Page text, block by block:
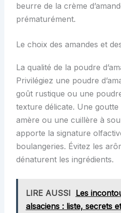
beurre de la crème
prématurément.
Le choix des amandes et
La qualité de la poudre
Privilégiez une poudre
goût rustique ou une
texture délicate. Une goutte
amère ou une cuillère à
apporte la signature
boulangeries. Évitez les
dénaturent les ingrédients.
LIRE AUSSI Les
alsaciens : liste, secrets